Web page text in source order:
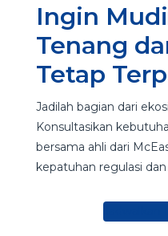
Ingin
Tenang
Tetap
Jadilah bagian dari
Konsultasikan
bersama ahli dari
kepatuhan regulasi